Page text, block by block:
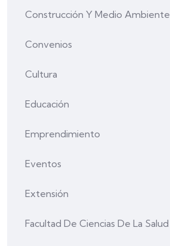
Construcción Y Medio Ambiente
Convenios
Cultura
Educación
Emprendimiento
Eventos
Extensión
Facultad De Ciencias De La Salud